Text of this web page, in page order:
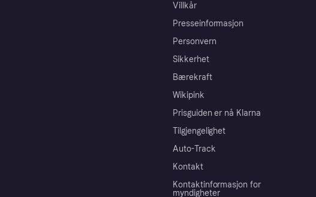
Villkår
Presseinformasjon
Personvern
Sikkerhet
Bærekraft
Wikipink
Prisguiden er nå Klarna
Tilgjengelighet
Auto-Track
Kontakt
Kontaktinformasjon for
myndigheter